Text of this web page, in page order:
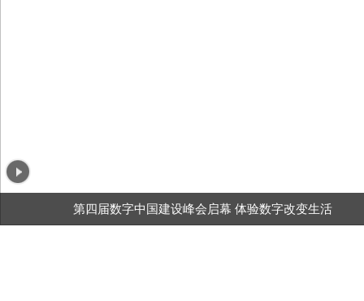
第四届数字中国建设峰会启幕 体验数字改变生活